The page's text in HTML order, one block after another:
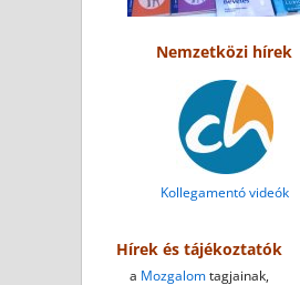
Nemzetközi hírek
Kollegamentó videók
Hírek és tájékoztatók
a Mozgalomtagjainak,